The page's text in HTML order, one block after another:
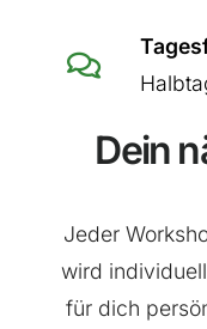
Dein
Jeder
wird
für dich